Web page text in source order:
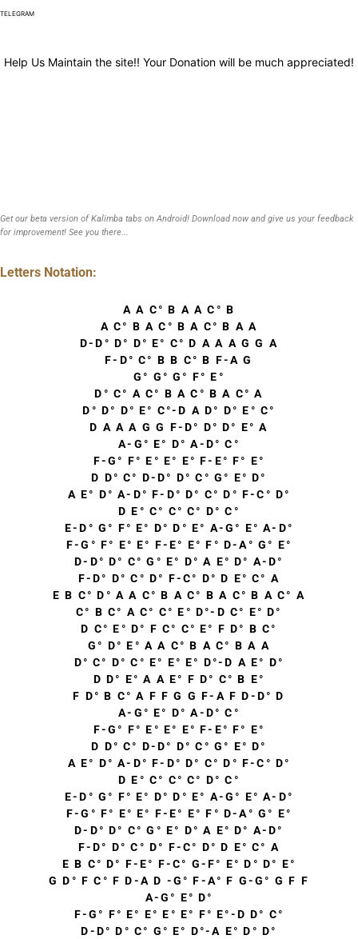
TELEGRAM
Help Us Maintain the site!! Your Donation will be much appreciated!
Get our beta version of Kalimba tabs on Android! Download now and give us your feedback
for improvement! See you there...
Letters Notation:
A A C° B A A C° B
A C° B A C° B A C° B A A
D-D° D° D° E° C° D A A A G G A
F-D° C° B B C° B F-A G
G° G° G° F° E°
D° C° A C° B A C° B A C° A
D° D° D° E° C°-D A D° D° E° C°
D A A A G G F-D° D° D° E° A
A-G° E° D° A-D° C°
F-G° F° E° E° E° F-E° F° E°
D D° C° D-D° D° C° G° E° D°
A E° D° A-D° F-D° D° C° D° F-C° D°
D E° C° C° C° D° C°
E-D° G° F° E° D° D° E° A-G° E° A-D°
F-G° F° E° E° F-E° E° F° D-A° G° E°
D-D° D° C° G° E° D° A E° D° A-D°
F-D° D° C° D° F-C° D° D E° C° A
E B C° D° A A C° B A C° B A C° B A C° A
C° B C° A C° C° E° D°-D C° E° D°
D C° E° D° F C° C° E° F D° B C°
G° D° E° A A C° B A C° B A A
D° C° D° C° E° E° E° D°-D A E° D°
D D° E° A A E° F D° C° B E°
F D° B C° A F F G G F-A F D-D° D
A-G° E° D° A-D° C°
F-G° F° E° E° E° F-E° F° E°
D D° C° D-D° D° C° G° E° D°
A E° D° A-D° F-D° D° C° D° F-C° D°
D E° C° C° C° D° C°
E-D° G° F° E° D° D° E° A-G° E° A-D°
F-G° F° E° E° F-E° E° F° D-A° G° E°
D-D° D° C° G° E° D° A E° D° A-D°
F-D° D° C° D° F-C° D° D E° C° A
E B C° D° F-E° F-C° G-F° E° D° D° E°
G D° F C° F D-A D -G° F-A° F G-G° G F F
A-G° E° D°
F-G° F° E° E° E° E° F° E°-D D° C°
D-D° D° C° G° E° D°-A E° D° D°